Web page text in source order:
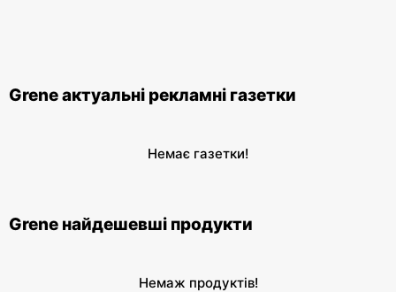
Grene актуальні рекламні газетки
Немає газетки!
Grene найдешевші продукти
Немаж продуктів!